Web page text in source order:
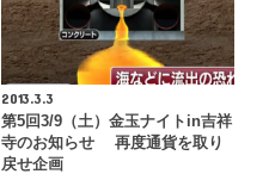
2013.3.3
第5回3/9（土）金玉ナイトin吉祥
寺のお知らせ 再度通貨を取り
戻せ企画